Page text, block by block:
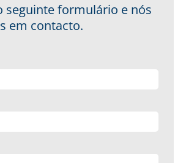
seguinte formulário e nós
em contacto.